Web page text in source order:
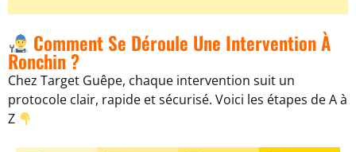
Comment Se Déroule Une Intervention À
Ronchin ?
Chez Target Guêpe, chaque intervention suit un
protocole clair, rapide et sécurisé. Voici les étapes de A à
Z